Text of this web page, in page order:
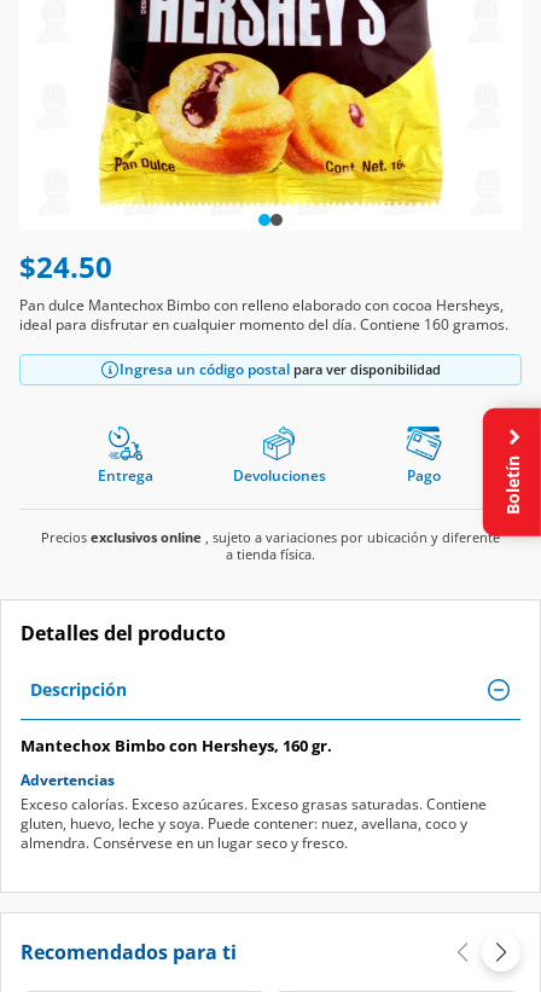
$24.50
Pan dulce Mantechox Bimbo con relleno elaborado con cocoa Hersheys,
ideal para disfrutar en cualquier momento del día. Contiene 160 gramos.
Ingresa un código postal para ver disponibilidad
Entrega Devoluciones Pago
Precios exclusivos online , sujeto a variaciones por ubicación y diferente
a tienda física.
Detalles del producto
Descripción
Mantechox Bimbo con Hersheys, 160 gr.
Advertencias
Exceso calorías. Exceso azúcares. Exceso grasas saturadas. Contiene
gluten, huevo, leche y soya. Puede contener: nuez, avellana, coco y
almendra. Consérvese en un lugar seco y fresco.
Recomendados para ti
Boletín